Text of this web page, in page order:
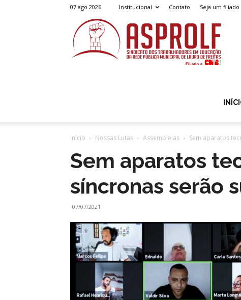
07 ago 2026 Institucional Contato Seja um filiado
Início Nossas Lutas Assembleias Sem aparatos
Sem aparatos
síncronas serão
07/07/2021